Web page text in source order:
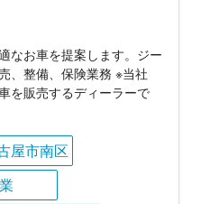
なお車を提案します。ジー
、整備、保険業務 ※当社
を販売するディーラーで
屋市南区